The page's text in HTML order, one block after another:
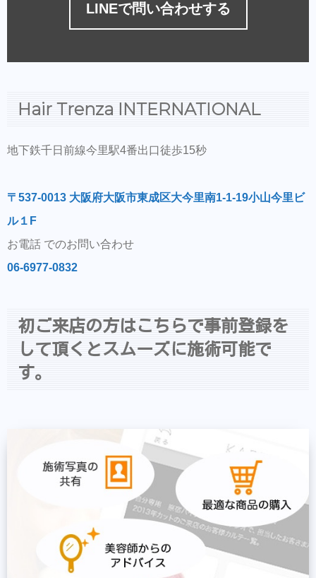
LINEで問い合わせする
Hair Trenza INTERNATIONAL
地下鉄千日前線今里駅4番出口徒歩15秒
〒537-0013 大阪府大阪市東成区大今里南1-1-19小山今里ビ
ル１F
お電話 でのお問い合わせ
06-6977-0832
初ご来店の方はこちらで事前登録を
して頂くとスムーズに施術可能で
す。